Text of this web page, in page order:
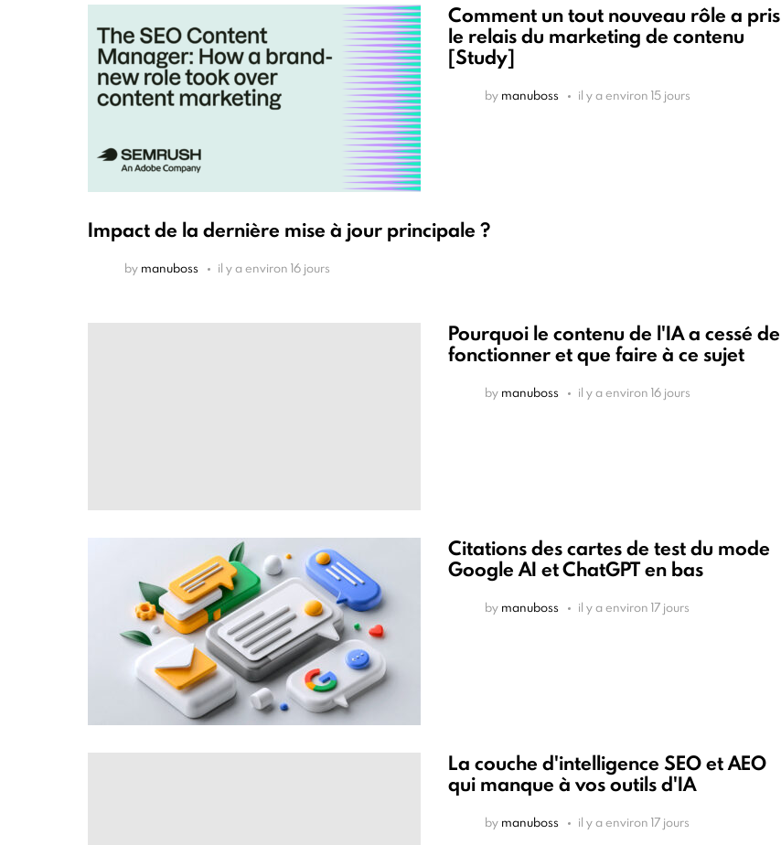
Comment un tout nouveau rôle a pris
le relais du marketing de contenu
[Study]
by manuboss il y a environ 15 jours
Impact de la dernière mise à jour principale ?
by manuboss il y a environ 16 jours
Pourquoi le contenu de l'IA a cessé de
fonctionner et que faire à ce sujet
by manuboss il y a environ 16 jours
Citations des cartes de test du mode
Google AI et ChatGPT en bas
by manuboss il y a environ 17 jours
La couche d'intelligence SEO et AEO
qui manque à vos outils d'IA
by manuboss il y a environ 17 jours